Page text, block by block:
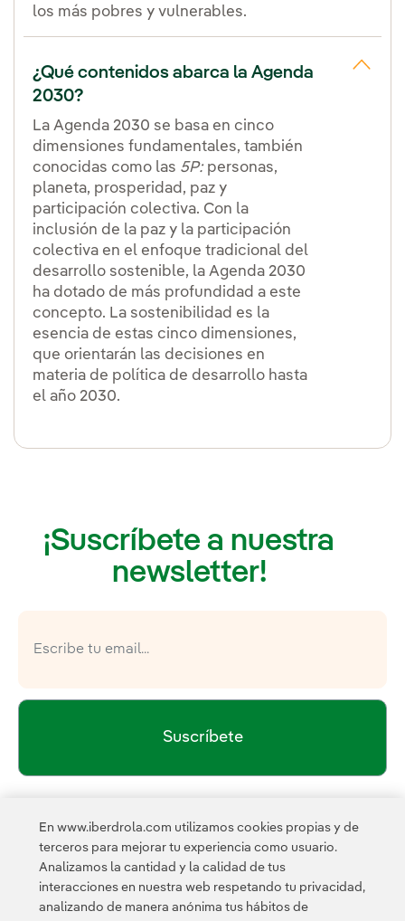
los más pobres y vulnerables.
¿Qué contenidos abarca la Agenda
2030?
La Agenda 2030 se basa en cinco
dimensiones fundamentales, también
conocidas como las 5P: personas,
planeta, prosperidad, paz y
participación colectiva. Con la
inclusión de la paz y la participación
colectiva en el enfoque tradicional del
desarrollo sostenible, la Agenda 2030
ha dotado de más profundidad a este
concepto. La sostenibilidad es la
esencia de estas cinco dimensiones,
que orientarán las decisiones en
materia de política de desarrollo hasta
el año 2030.
¡Suscríbete a nuestra
newsletter!
Suscríbete
Newsletter
Enlace externo, se abre en ventana nueva.
Esta página está protegida por reCAPTCHA y se aplican la
Política de privacidad y los Términos de servicio
de
En www.iberdrola.com utilizamos cookies propias y de
terceros para mejorar tu experiencia como usuario.
Analizamos la cantidad y la calidad de tus
interacciones en nuestra web respetando tu privacidad,
analizando de manera anónima tus hábitos de